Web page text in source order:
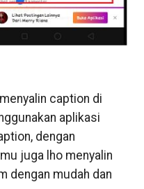
caption di
aplikasi
dengan
juga lho menyalin
dengan mudah dan